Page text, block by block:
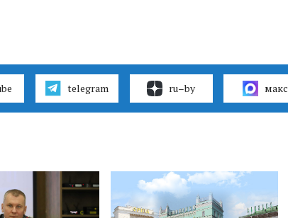
telegram ru–by макс